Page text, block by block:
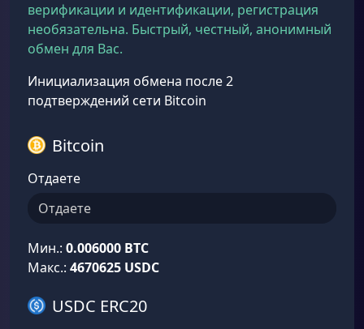
верификации и идентификации, регистрация
необязательна. Быстрый, честный, анонимный
обмен для Вас.
Инициализация обмена после 2
подтверждений сети Bitcoin
Bitcoin
Отдаете
Мин.: 0.006000 BTC
Макс.: 4670625 USDC
USDC ERC20